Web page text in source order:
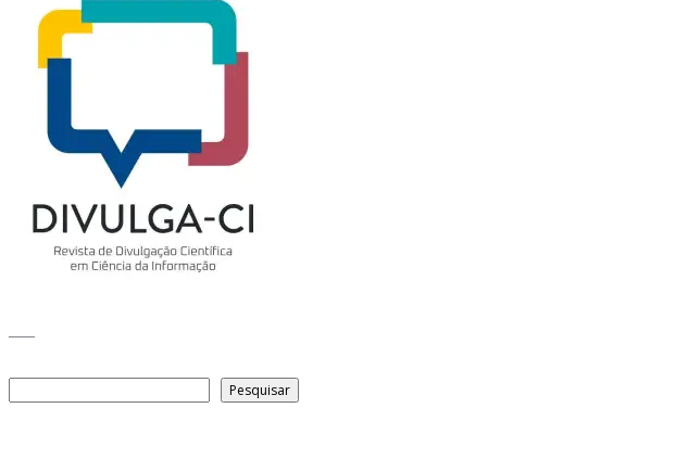
Pesquisar